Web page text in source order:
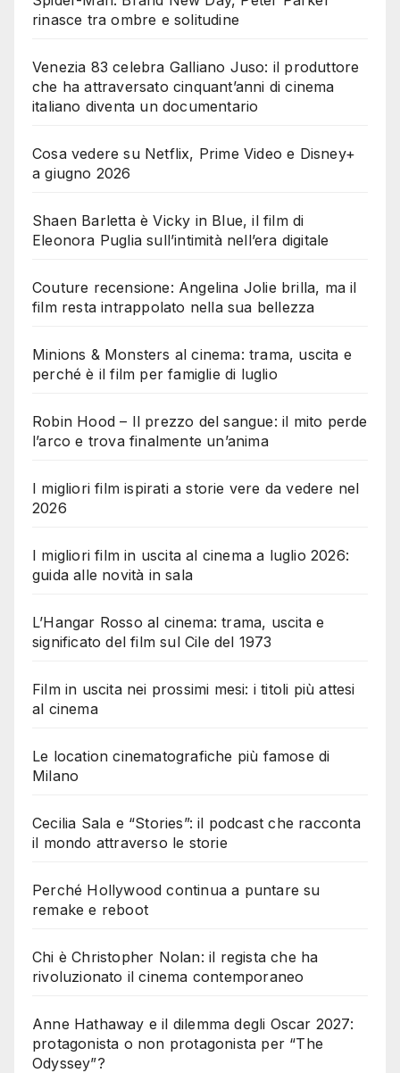
rinasce tra ombre e solitudine
Venezia 83 celebra Galliano Juso: il produttore
che ha attraversato cinquant’anni di cinema
italiano diventa un documentario
Cosa vedere su Netflix, Prime Video e Disney+
a giugno 2026
Shaen Barletta è Vicky in Blue, il film di
Eleonora Puglia sull’intimità nell’era digitale
Couture recensione: Angelina Jolie brilla, ma il
film resta intrappolato nella sua bellezza
Minions & Monsters al cinema: trama, uscita e
perché è il film per famiglie di luglio
Robin Hood – Il prezzo del sangue: il mito perde
l’arco e trova finalmente un’anima
I migliori film ispirati a storie vere da vedere nel
2026
I migliori film in uscita al cinema a luglio 2026:
guida alle novità in sala
L’Hangar Rosso al cinema: trama, uscita e
significato del film sul Cile del 1973
Film in uscita nei prossimi mesi: i titoli più attesi
al cinema
Le location cinematografiche più famose di
Milano
Cecilia Sala e “Stories”: il podcast che racconta
il mondo attraverso le storie
Perché Hollywood continua a puntare su
remake e reboot
Chi è Christopher Nolan: il regista che ha
rivoluzionato il cinema contemporaneo
Anne Hathaway e il dilemma degli Oscar 2027:
protagonista o non protagonista per “The
Odyssey”?